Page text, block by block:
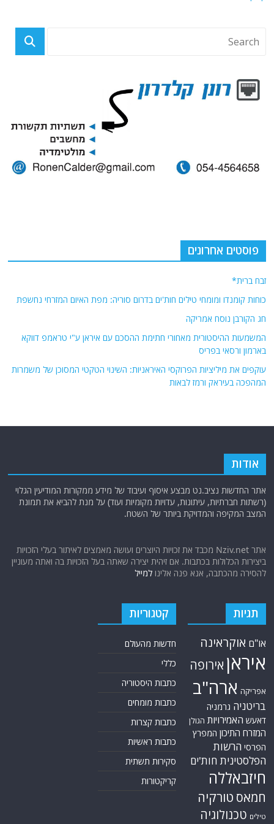
פוסטים אחרונים
זבח ברית*
כוחות קומנדו ומומחי טילים חות'ים בדרום סוריה: מפת האיום המזרחי נחשפת
חג הקורבן נוסח אמריקה
המשמעות ההיסטורית מאחורי חתימת ההסכם עם איראן ע"י טראמפ דווקא
בארמון ורסאי בפריס
עוקפים את מיליציות הפרוקסי האיראניות: השינוי הטקטי המסוכן של משמרות
המהפכה בעיראק ורמז לבאות
אודות
אתר החדשות נציב.נט מבצע איסוף ועיבוד של מידע ממקורות המודיעין הגלוי
(רשתות חברתיות, עיתונות, עדויות מקומיות ועוד) על מנת להביא את תמונת
המצב המקיפה והמדויקת ביותר של השטח.
אתר Nziv.net מכבד את זכויות היוצרים ועושה מאמצים לאיתור בעלי הזכויות
ביצירות הכלולות בכתבות. אם זיהית יצירה שאתה בעל הזכויות בה ואתה מעוניין
להסירה מהכתבה, אנא פנה אלינולמייל
תגיות
או"ם אוקראינה
איראן אירופה
אפריקה ארה"ב
בריטניה גרמניה
דאעש האמירויות הגולן
המזרח התיכון המפרץ
הפרסי הרשות
הפלסטינית חות'ים
חיזבאללה
חמאס טורקיה
טילים טכנולוגיה
קטגוריות
חדשות מהעולם
כללי
כתבות היסטוריה
כתבות מומחים
כתבות קצרות
כתבות ראשיות
סקירות תשתית
קריקטורות